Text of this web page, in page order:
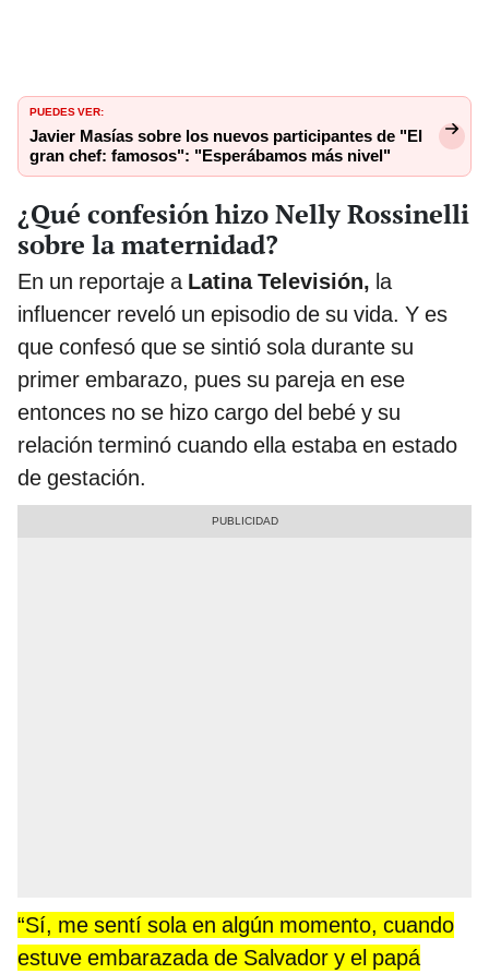
PUEDES VER:
Javier Masías sobre los nuevos participantes de "El
gran chef: famosos": "Esperábamos más nivel"
¿Qué confesión hizo Nelly Rossinelli
sobre la maternidad?
En un reportaje aLatina Televisión, la
influencer reveló un episodio de su vida. Y es
que confesó que se sintió sola durante su
primer embarazo, pues su pareja en ese
entonces no se hizo cargo del bebé y su
relación terminó cuando ella estaba en estado
de gestación.
“Sí, me sentí sola en algún momento, cuando
estuve embarazada de Salvador y el papá